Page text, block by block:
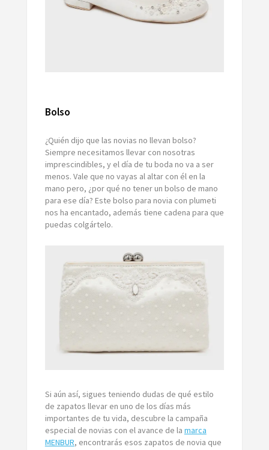
Bolso
¿Quién dijo que las novias no llevan bolso?
Siempre necesitamos llevar con nosotras
imprescindibles, y el día de tu boda no va a ser
menos. Vale que no vayas al altar con él en la
mano pero, ¿por qué no tener un bolso de mano
para ese día? Este bolso para novia con plumeti
nos ha encantado, además tiene cadena para que
puedas colgártelo.
Si aún así, sigues teniendo dudas de qué estilo
de zapatos llevar en uno de los días más
importantes de tu vida, descubre la campaña
especial de novias con el avance de la marca
MENBUR, encontrarás esos zapatos de novia que